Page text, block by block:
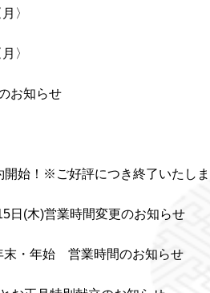
〉
〉
お知らせ
開始！※ご好評につき終了いたし
日(木)営業時間変更のお知らせ
末・年始 営業時間のお知らせ